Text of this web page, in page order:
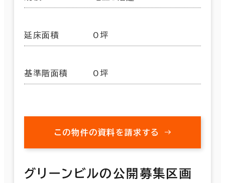
延床面積 0坪
基準階面積 0坪
この物件の資料を請求する
グリーンビルの公開募集区画